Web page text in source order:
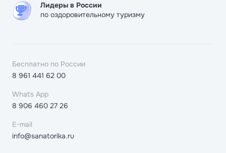
Лидеры в России
по оздоровительному туризму
Бесплатно по России
8 961 441 62 00
Whats App
8 906 460 27 26
E-mail
info@sanatorika.ru